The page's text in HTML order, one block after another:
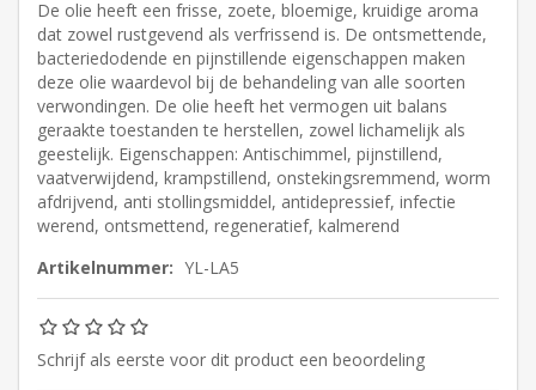
De olie heeft een frisse, zoete, bloemige, kruidige aroma
dat zowel rustgevend als verfrissend is. De ontsmettende,
bacteriedodende en pijnstillende eigenschappen maken
deze olie waardevol bij de behandeling van alle soorten
verwondingen. De olie heeft het vermogen uit balans
geraakte toestanden te herstellen, zowel lichamelijk als
geestelijk. Eigenschappen: Antischimmel, pijnstillend,
vaatverwijdend, krampstillend, onstekingsremmend, worm
afdrijvend, anti stollingsmiddel, antidepressief, infectie
werend, ontsmettend, regeneratief, kalmerend
Artikelnummer: YL-LA5
Schrijf als eerste voor dit product een beoordeling